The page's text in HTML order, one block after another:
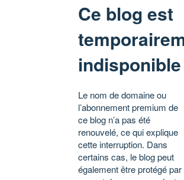
Ce blog est
indisponible
Le nom de domaine ou
l’abonnement premium de
ce blog n’a pas été
renouvelé, ce qui explique
cette interruption. Dans
certains cas, le blog peut
également être protégé par